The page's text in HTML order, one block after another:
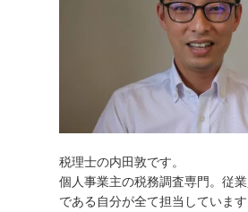
税理士の内田敦です。
個人事業主の税務調査専門。従
である自分が全て担当していま